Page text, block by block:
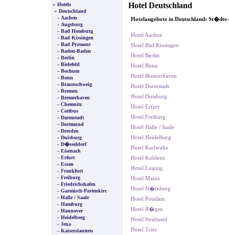
» Hotels
» Deutschland
- Aachen
- Augsburg
- Bad Homburg
- Bad Kissingen
- Bad Pyrmont
- Baden-Baden
- Berlin
- Bielefeld
- Bochum
- Bonn
- Braunschweig
- Bremen
- Bremerhaven
- Chemnitz
- Cottbus
- Darmstadt
- Dortmund
- Dresden
- Duisburg
- D�sseldorf
- Eisenach
- Erfurt
- Essen
- Frankfurt
- Freiburg
- Friedrichshafen
- Garmisch-Partenkirc
- Halle / Saale
- Hamburg
- Hannover
- Heidelberg
- Jena
- Kaiserslautern
Hotel Deutschland
Hotelangebote in Deutschland:
Hotel Aachen
Hotel Bad Kissingen
Hotel Berlin
Hotel Bonn
Hotel Bremerhaven
Hotel Darmstadt
Hotel Duisburg
Hotel Erfurt
Hotel Freiburg
Hotel Halle / Saale
Hotel Heidelberg
Hotel Karlsruhe
Hotel Koblenz
Hotel Leipzig
Hotel Mainz
Hotel N�rnberg
Hotel Potsdam
Hotel R�gen
Hotel Stralsund
Hotel Trier